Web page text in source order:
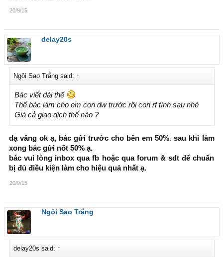
20/9/15
delay20s
Ngôi Sao Trắng said: ↑
Bác viết dài thế
Thế bác làm cho em con dw trước rồi con rf tính sau nhé
Giá cả giao dịch thế nào ?
dạ vâng ok ạ, bác gửi trước cho bên em 50%. sau khi làm
xong bác gửi nốt 50% ạ.
bác vui lòng inbox qua fb hoặc qua forum & sdt để chuẩn
bị đủ điều kiện làm cho hiệu quả nhất ạ.
20/9/15
Ngôi Sao Trắng
delay20s said: ↑